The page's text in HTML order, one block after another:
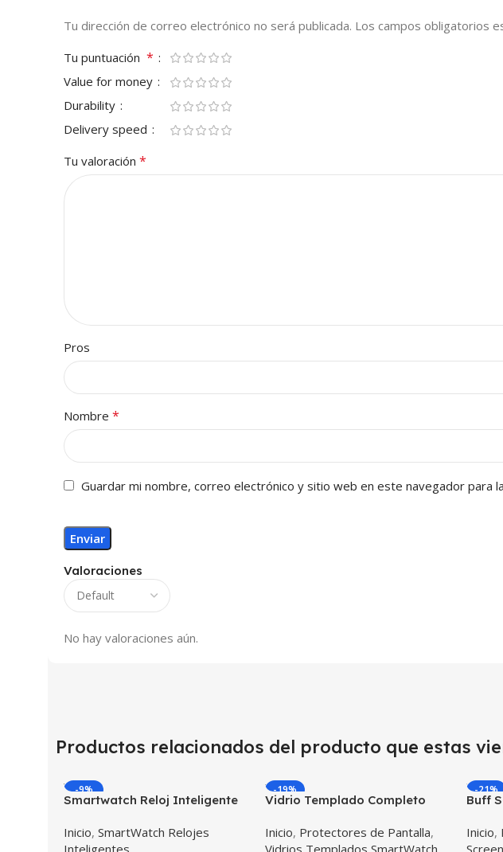
Valoraciones
No hay valoraciones aún.
Tu dirección de correo electrónico no será publicada. Los campos obligatorios
Tu puntuación *
Value for money
Durability
Delivery speed
Tu valoración *
Pros
Nombre *
Guardar mi nombre, correo electrónico y sitio web en este navegador para
Productos relacionados del producto que estas
-9%
Smartwatch Reloj Inteligente
W34 Iwo 10 12) Compatible
Inicio, SmartWatch Relojes
Inteligentes
-19%
Vidrio Templado Completo
Inicio, Protectores de Pantalla,
Vidrios Templados SmartWatch
-21%
Buff
Inicio,